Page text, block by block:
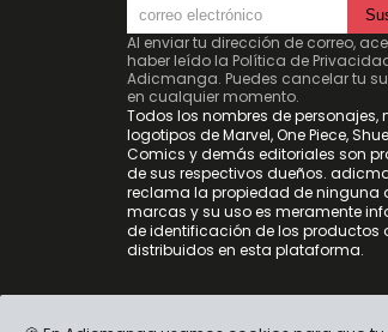
Al enviar tu dirección de correo,
haber leído la Política de
Adicmanga. Puedes cancelar tu
en cualquier momento.
Todos los nombres de personajes,
logotipos de Marvel, One Piece,
Comics y demás editoriales son
de sus respectivos dueños.
reclama la propiedad de ninguna
marcas y su uso es meramente
de identificación de los productos
distribuidos en esta plataforma.